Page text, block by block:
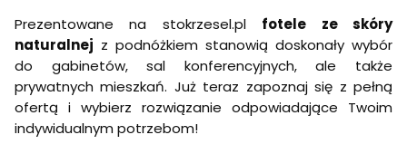
Prezentowane na stokrzesel.pl fotele ze skóry
naturalnej z podnóżkiem stanowią doskonały wybór
do gabinetów, sal konferencyjnych, ale także
prywatnych mieszkań. Już teraz zapoznaj się z pełną
ofertą i wybierz rozwiązanie odpowiadające Twoim
indywidualnym potrzebom!